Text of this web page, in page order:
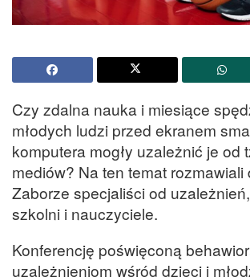
Czy zdalna nauka i miesiące
młodych ludzi przed ekranem
komputera mogły uzależnić je od
mediów? Na ten temat rozmawiali
Zaborze specjaliści od
szkolni i nauczyciele.
Konferencję poświęconą
uzależnieniom wśród dzieci i